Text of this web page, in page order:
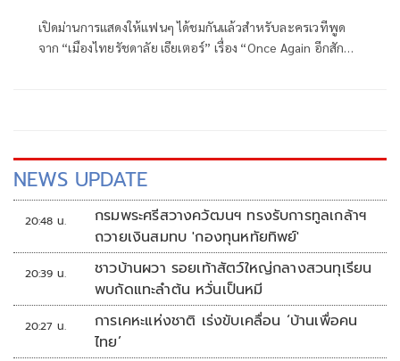
เปิดม่านการแสดงให้แฟนๆ ได้ชมกันแล้วสำหรับละครเวทีพูด
จาก “เมืองไทยรัชดาลัย เธียเตอร์” เรื่อง “Once Again อีกสัก
NEWS UPDATE
20:48 น.
กรมพระศรีสวางควัฒนฯ ทรงรับการทูลเกล้าฯ
ถวายเงินสมทบ 'กองทุนหทัยทิพย์'
20:39 น.
ชาวบ้านผวา รอยเท้าสัตว์ใหญ่กลางสวนทุเรียน
พบกัดแทะลำต้น หวั่นเป็นหมี
20:27 น.
การเคหะแห่งชาติ เร่งขับเคลื่อน ‘บ้านเพื่อคน
ไทย’